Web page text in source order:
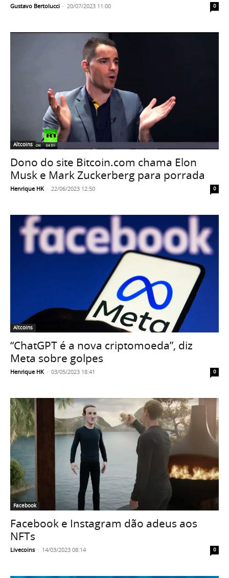
Gustavo Bertolucci - 20/07/2023 11:00 0
Altcoins
Dono do site Bitcoin.com chama Elon
Musk e Mark Zuckerberg para porrada
Henrique HK - 22/06/2023 12:50 0
Altcoins
“ChatGPT é a nova criptomoeda”, diz
Meta sobre golpes
Henrique HK - 03/05/2023 18:41 0
Facebook
Facebook e Instagram dão adeus aos
NFTs
Livecoins - 14/03/2023 08:14 0